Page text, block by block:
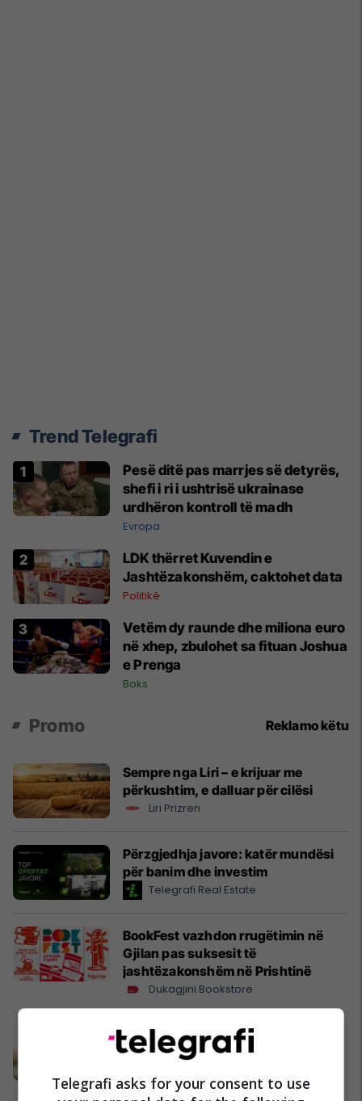
Trend Telegrafi
Pesë ditë pas marrjes së detyrës,
shefi i ri i ushtrisë ukrainase
urdhëron kontroll të madh
Evropa
LDK thërret Kuvendin e
Jashtëzakonshëm, caktohet data
Politikë
Vetëm dy raunde dhe miliona euro
në xhep, zbulohet sa fituan Joshua
e Prenga
Boks
Promo Reklamo këtu
Sempre nga Liri – e krijuar me
përkushtim, e dalluar për cilësi
Liri Prizren
Përzgjedhja javore: katër mundësi
për banim dhe investim
Telegrafi Real Estate
BookFest vazhdon rrugëtimin në
Gjilan pas suksesit të
jashtëzakonshëm në Prishtinë
Dukagjini Bookstore
Bëhu ekspert i Real Estate me UBT
UBT
Telegrafi asks for your consent to use